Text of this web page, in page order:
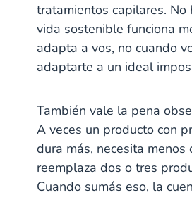
tratamientos capilares. No
vida sostenible funciona
adapta a vos, no cuando
adaptarte a un ideal
También vale la pena
A veces un producto con
dura más, necesita
reemplaza dos o tres
Cuando sumás eso, la